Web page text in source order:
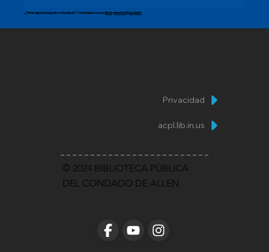
¿Tiene alguna pregunta o inquietud? Comuníquese conlibrarydirector@acpl.info
Privacidad
acpl.lib.in.us
© 2024 BIBLIOTECA PÚBLICA
DEL CONDADO DE ALLEN